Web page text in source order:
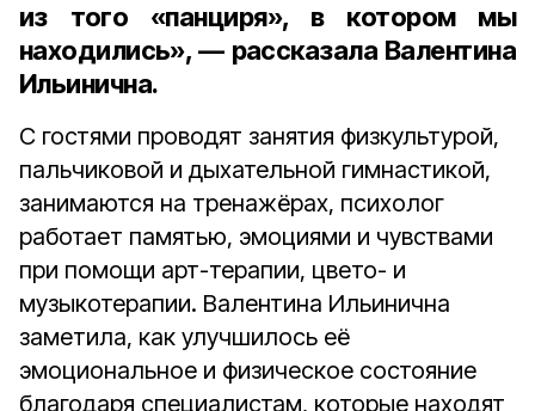
из того «панциря», в котором мы
находились», — рассказала Валентина
Ильинична.
С гостями проводят занятия физкультурой,
пальчиковой и дыхательной гимнастикой,
занимаются на тренажёрах, психолог
работает памятью, эмоциями и чувствами
при помощи арт-терапии, цвето- и
музыкотерапии. Валентина Ильинична
заметила, как улучшилось её
эмоциональное и физическое состояние
благодаря специалистам, которые находят